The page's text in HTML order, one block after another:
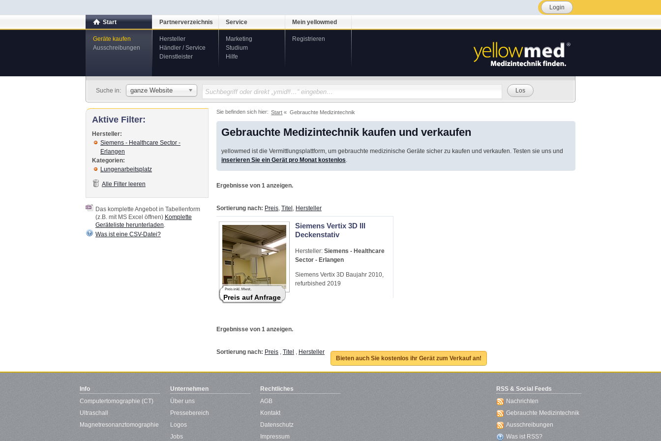
Login
Start
Geräte kaufen
Ausschreibungen
Partnerverzeichnis
Hersteller
Händler / Service
Dienstleister
Service
Marketing
Studium
Hilfe
Mein yellowmed
Registrieren
Suche in: ganze Website Los
Sie befinden sich hier: Start Gebrauchte Medizintechnik
Gebrauchte Medizintechnik kaufen und verkaufen
yellowmed ist die Vermittlungsplattform, um gebrauchte medizinische Geräte sicher zu kaufen und verkaufen. Testen sie uns und
inserieren Sie ein Gerät pro Monat kostenlos
Ergebnisse von 1 anzeigen.
Sortierung nach: Preis Titel Hersteller
Siemens Vertix 3D III
Deckenstativ
Hersteller: Siemens - Healthcare
Sector - Erlangen
Siemens Vertix 3D Baujahr 2010,
refurbished 2019
Preis auf Anfrage
Ergebnisse von 1 anzeigen.
Sortierung nach: Preis , Titel , Hersteller
Bieten auch Sie kostenlos ihr Gerät zum Verkauf an!
Aktive Filter:
Hersteller:
Siemens - Healthcare Sector -
Erlangen
Kategorien:
Lungenarbeitsplatz
Alle Filter leeren
Das komplette Angebot in Tabellenform
(z.B. mit MS Excel öffnen) Komplette
Geräteliste herunterladen
Was ist eine CSV-Datei?
Info
Computertomographie (CT)
Ultraschall
Magnetresonanztomographie
Unternehmen
Über uns
Pressebereich
Logos
Jobs
Rechtliches
AGB
Kontakt
Datenschutz
Impressum
RSS & Social Feeds
Nachrichten
Gebrauchte Medizintechnik
Ausschreibungen
Was ist RSS?